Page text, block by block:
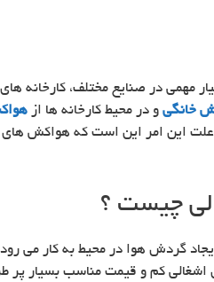
مهمی در صنایع مختلف، کارخانه
خانگی و در محیط کارخانه ها از
این امر این است که هواکش های
چیست ؟
گردش هوا در محیط به کار می
اشغالی کم و قیمت مناسب بسیار